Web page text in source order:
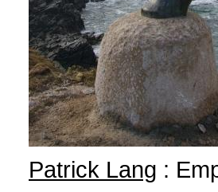
Patrick Lang :